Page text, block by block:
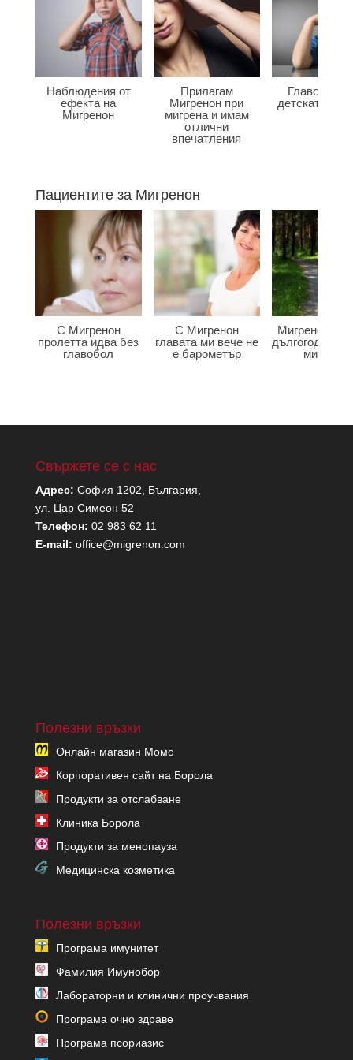
Наблюдения от
ефекта на
Мигренон
Прилагам
Мигренон при
мигрена и имам
отлични
впечатления
детската
Пациентите за Мигренон
С Мигренон
пролетта идва без
главобол
С Мигренон
главата ми вече не
е барометър
Мигренон
мигрена
Свържете се с нас
Адрес: София 1202, България,
ул. Цар Симеон 52
Телефон: 02 983 62 11
E-mail: office@migrenon.com
Полезни връзки
Онлайн магазин Момо
Корпоративен сайт на Борола
Продукти за отслабване
Клиника Борола
Продукти за менопауза
Медицинска козметика
Полезни връзки
Програма имунитет
Фамилия Имунобор
Лабораторни и клинични проучвания
Програма очно здраве
Програма псориазис